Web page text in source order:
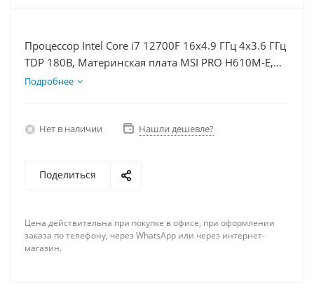
Процессор Intel Core i7 12700F 16x4.9 ГГц 4x3.6 ГГц
TDP 180В, Материнская плата MSI PRO H610M-E,
Видеокарта GT 1030 2Гб, Память DDR4 16Gb,
Подробнее
Нет в наличии Нашли дешевле?
Поделиться
Цена действительна при покупке в офисе, при оформлении
заказа по телефону, через WhatsApp или через интернет-
магазин.